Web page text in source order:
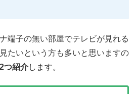
端子の無い部屋でテレビが見れる
たいという方も多いと思いますの
2つ紹介します。